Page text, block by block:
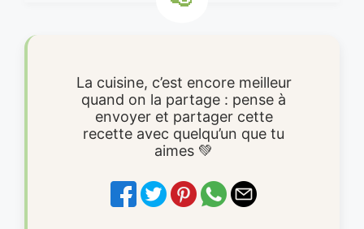
La cuisine, c’est encore meilleur
quand on la partage : pense à
envoyer et partager cette
recette avec quelqu’un que tu
aimes 💚